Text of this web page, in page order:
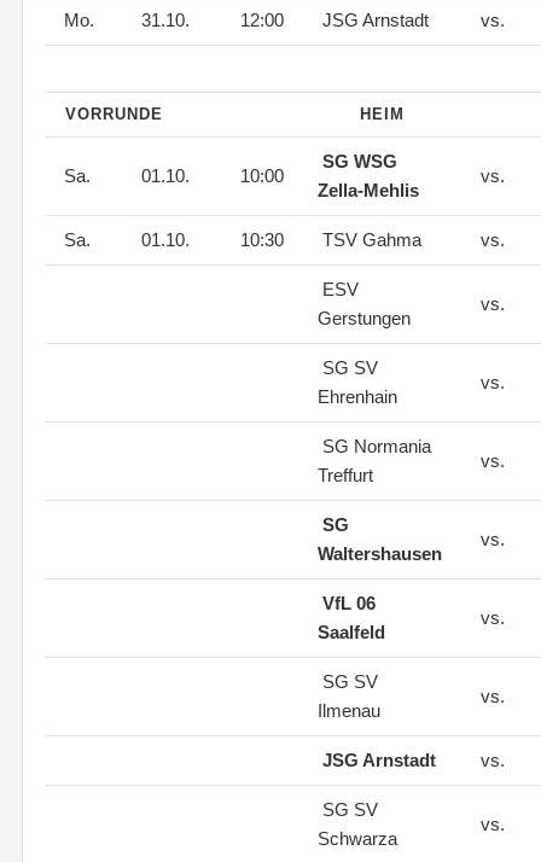
Mo. 31.10. 12:00 JSG Arnstadt vs.
VORRUNDE HEIM
Sa. 01.10. 10:00
SG WSG
Zella-Mehlis
vs.
Sa. 01.10. 10:30 TSV Gahma vs.
ESV
Gerstungen
vs.
SG SV
Ehrenhain
vs.
SG Normania
Treffurt
vs.
SG
Waltershausen
vs.
VfL 06
Saalfeld
vs.
SG SV
Ilmenau
vs.
JSG Arnstadt vs.
SG SV
Schwarza
vs.